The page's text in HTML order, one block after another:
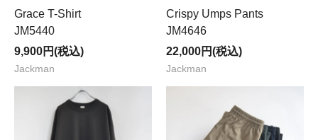
Grace T-Shirt
JM5440
9,900円(税込)
Jackman
Crispy Umps Pants
JM4646
22,000円(税込)
Jackman